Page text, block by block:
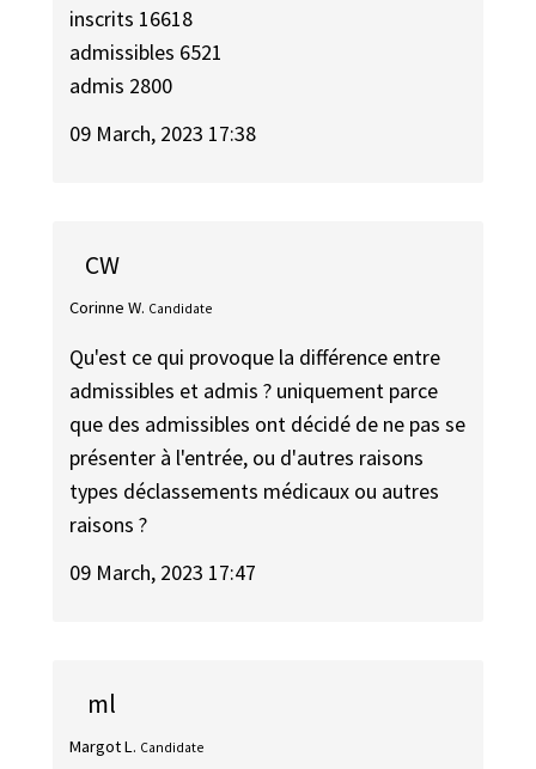
inscrits 16618
admissibles 6521
admis 2800
09 March, 2023 17:38
CW
Corinne W. Candidate
Qu'est ce qui provoque la différence entre
admissibles et admis ? uniquement parce
que des admissibles ont décidé de ne pas se
présenter à l'entrée, ou d'autres raisons
types déclassements médicaux ou autres
raisons ?
09 March, 2023 17:47
ml
Margot L. Candidate